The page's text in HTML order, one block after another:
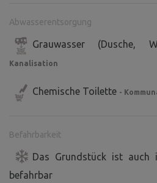
Abwasserentsorgung
Grauwasser (Dusche,
Kanalisation
Chemische Toilette -
Befahrbarkeit
Das Grundstück ist auch
befahrbar